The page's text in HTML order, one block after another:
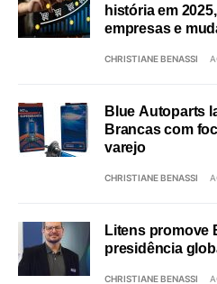
história em
empresas e
CHRISTIANE BENASSI
Blue Autoparts
Brancas com
varejo
CHRISTIANE BENASSI
Litens promove
presidência
CHRISTIANE BENASSI